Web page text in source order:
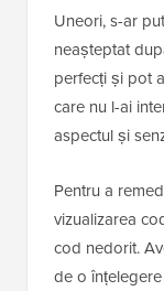
Uneori, s-ar
neașteptat
perfecți și pot
care nu l-ai
aspectul și
Pentru a
vizualizarea
cod nedorit.
de o